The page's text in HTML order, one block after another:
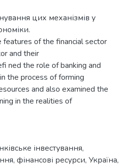
цих механізмів у
features of the financial sector
and their
ned the role of banking and
the process of forming
and also examined the
in the realities of
інвестування,
, фінансові ресурси, Україна,